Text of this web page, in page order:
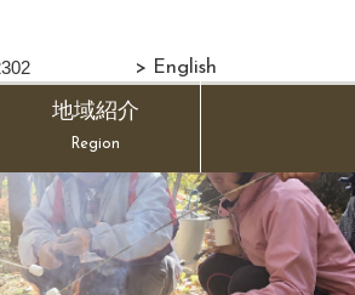
> English
地域紹介
Region